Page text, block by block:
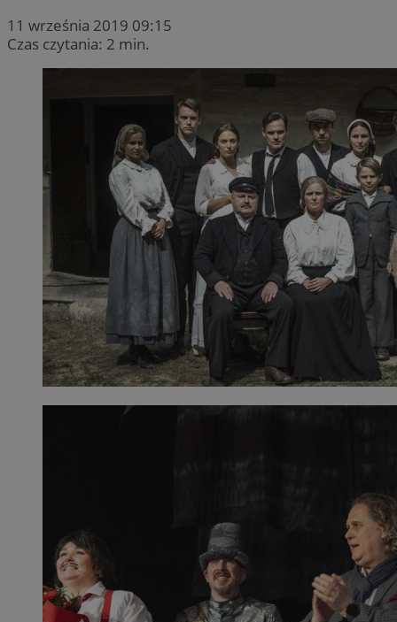
11 września 2019 09:15
Czas czytania: 2 min.